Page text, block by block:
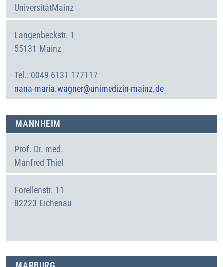
UniversitätMainz
Langenbeckstr. 1
55131 Mainz
0049 6131 177117
nana-maria.wagner@unimedizin-mainz.de
MANNHEIM
Prof. Dr. med.
Manfred Thiel
Forellenstr. 11
82223 Eichenau
MARBURG